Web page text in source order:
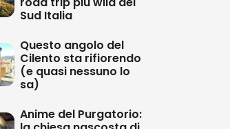
Sud Italia
Questo angolo del
Cilento sta rifiorendo
(e quasi nessuno lo
sa)
Anime del Purgatorio: